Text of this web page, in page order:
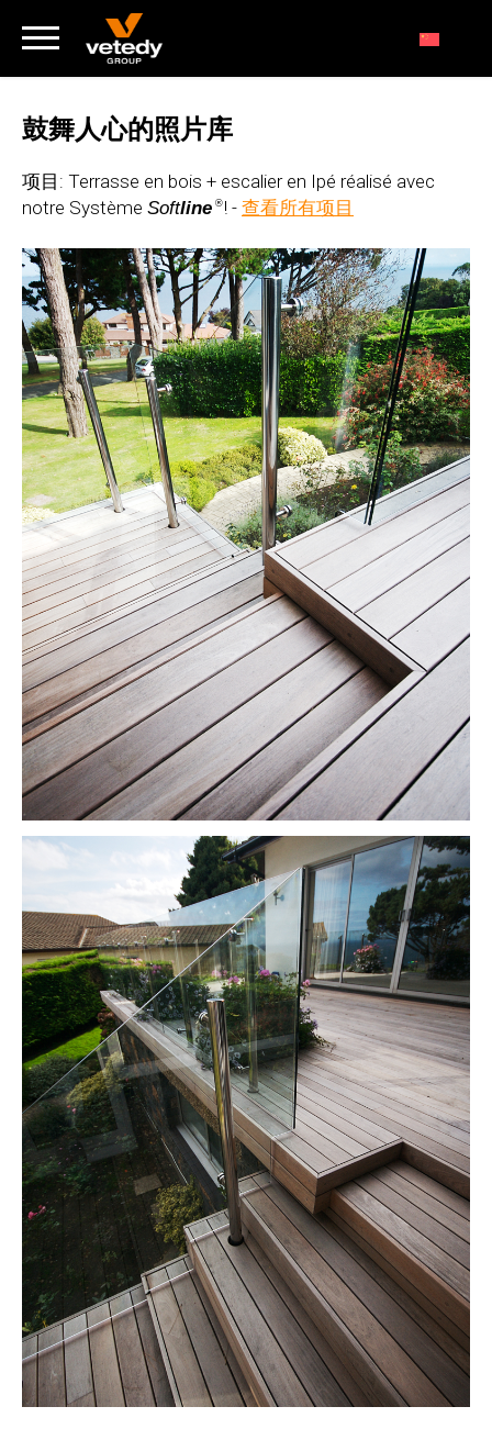
鼓舞人心的照片库
项目: Terrasse en bois + escalier en Ipé réalisé avec
notre Système Softline ®! - 查看所有项目